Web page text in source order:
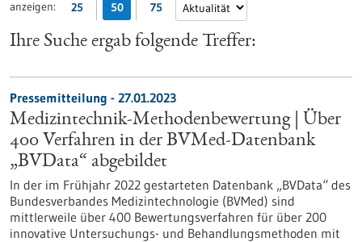
anzeigen: 25 50 75
Ihre Suche ergab folgende Treffer:
Pressemitteilung - 27.01.2023
Medizintechnik-Methodenbewertung | Über
400 Verfahren in der BVMed-Datenbank
„BVData“ abgebildet
In der im Frühjahr 2022 gestarteten Datenbank „BVData“ des
Bundesverbandes Medizintechnologie (BVMed) sind
mittlerweile über 400 Bewertungsverfahren für über 200
innovative Untersuchungs- und Behandlungsmethoden mit